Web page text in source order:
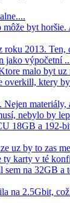
byt
2013.
jako výpočetní
malo byt
overkill, ktery
materiály,
nebylo by
18GB a 192-
uz by to zas
karty v té
na 32GB a
na 2.5Gbit,